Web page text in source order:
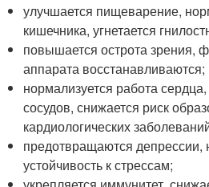
улучшается пищеварение,
кишечника, угнетается
повышается острота зрения,
аппарата восстанавливаются;
нормализуется работа
сосудов, снижается риск
кардиологических
предотвращаются
устойчивость к стрессам;